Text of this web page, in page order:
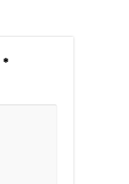
*